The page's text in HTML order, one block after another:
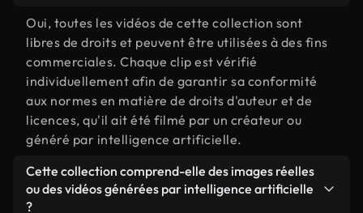
Oui, toutes les vidéos de cette collection sont
libres de droits et peuvent être utilisées à des fins
commerciales. Chaque clip est vérifié
individuellement afin de garantir sa conformité
aux normes en matière de droits d'auteur et de
licences, qu'il ait été filmé par un créateur ou
généré par intelligence artificielle.
Cette collection comprend-elle des images réelles
ou des vidéos générées par intelligence artificielle
?